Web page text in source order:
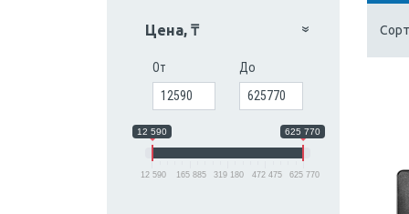
Цена, ₸
От До
12 590 625 770
12 590 165 885 319 180 472 475 625 770